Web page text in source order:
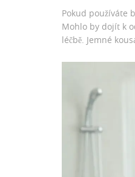
Pokud používáte
Mohlo by dojít k
léčbě. Jemné